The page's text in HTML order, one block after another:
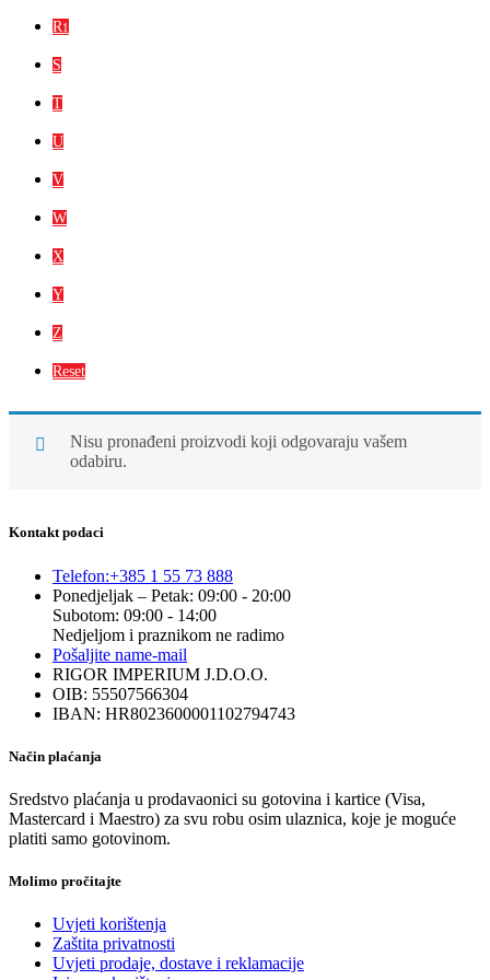
R1
S
T
U
V
W
X
Y
Z
Reset
Nisu pronađeni proizvodi koji odgovaraju vašem
odabiru.
Kontakt podaci
Telefon:+385 1 55 73 888
Ponedjeljak – Petak: 09:00 - 20:00
Subotom: 09:00 - 14:00
Nedjeljom i praznikom ne radimo
Pošaljite name-mail
RIGOR IMPERIUM J.D.O.O.
OIB: 55507566304
IBAN: HR8023600001102794743
Način plaćanja
Sredstvo plaćanja u prodavaonici su gotovina i kartice (Visa,
Mastercard i Maestro) za svu robu osim ulaznica, koje je moguće
platiti samo gotovinom.
Molimo pročitajte
Uvjeti korištenja
Zaštita privatnosti
Uvjeti prodaje, dostave i reklamacije